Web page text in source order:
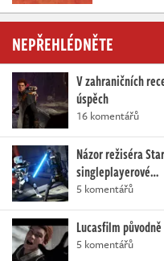
NEPŘEHLÉDNĚTE
V zahraničních
úspěch
16 komentářů
Názor režiséra
singleplayerové…
5 komentářů
Lucasfilm
5 komentářů